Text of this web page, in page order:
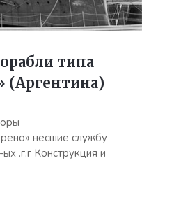
типа
(Аргентина)
несшие службу
.г.г Конструкция и